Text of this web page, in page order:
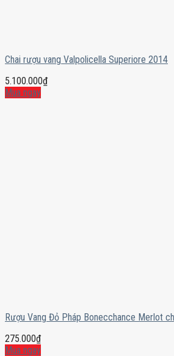
Chai rượu vang Valpolicella Superiore 2014
5.100.000₫
Mua ngay
Rượu Vang Đỏ Pháp Bonecchance Merlot
275.000₫
Mua ngay